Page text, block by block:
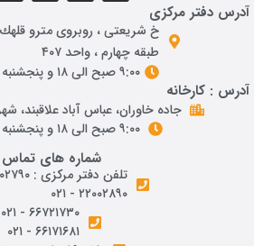
دفتر مرکزی
خ شريعتی ، روبروی مترو
طبقه چهارم ، واحد ۴۰۷
۹:۰۰ صبح الی ۱۸ و پنجشنبه از ۹:۰۰ تا ۱۴
: کارخانه
جاده خاوران، عباس آباد علاقبند،
۹:۰۰ صبح الی ۱۸ و پنجشنبه از ۹:۰۰ تا ۱۴
شماره های تماس
تلفن دفتر مرکزی : ۲۲۰۰۲۷۹۰ - ۰۲۱
۲۲۰۰۲۸۹۰ - ۰۲۱
۶۶۷۲۱۷۳۰ - ۰۲۱
۶۶۱۷۱۶۸۱ - ۰۲۱